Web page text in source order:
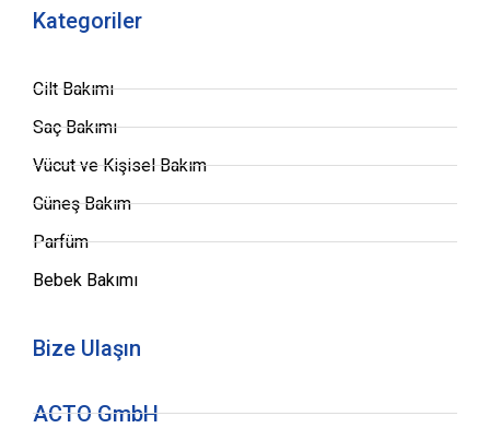
Kategoriler
Cilt Bakımı
Saç Bakımı
Vücut ve Kişisel Bakım
Güneş Bakım
Parfüm
Bebek Bakımı
Bize Ulaşın
ACTO GmbH